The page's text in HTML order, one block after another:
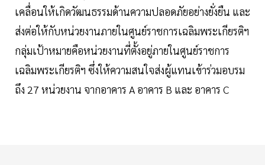
เคลื่อนให้เกิดวัฒนธรรมด้านความปลอดภัยอย่างยั่งยืน และ
ส่งต่อให้กับหน่วยงานภายในศูนย์ราชการเฉลิมพระเกียรติฯ
กลุ่มเป้าหมายคือหน่วยงานที่ตั้งอยู่ภายในศูนย์ราชการ
เฉลิมพระเกียรติฯ ซึ่งให้ความสนใจส่งผู้แทนเข้าร่วมอบรม
ถึง 27 หน่วยงาน จากอาคาร A อาคาร B และ อาคาร C